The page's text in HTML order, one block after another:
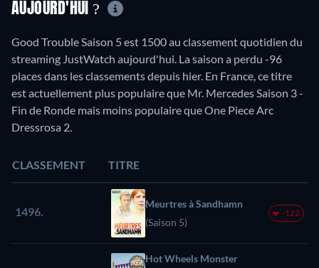
AUJOURD'HUI ?
Good Trouble Saison 5 est 1500 au classement quotidien du
streaming JustWatch aujourd'hui. La saison a perdu -96
places dans les classements depuis hier. En France, ce titre
est actuellement plus populaire que Mr. Mercedes Saison 3 -
Fin de Ronde mais moins populaire que One Piece Arc
Dressrosa 2.
CLASSEMENT TITRE
1496.
Meurtres à Sandhamn
(Saison 5)
-122
Hot Wheels Monster